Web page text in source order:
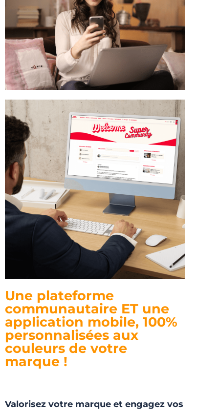
Une plateforme
communautaire ET une
application mobile, 100%
personnalisées aux
couleurs de votre
marque !
Valorisez votre marque et engagez vos